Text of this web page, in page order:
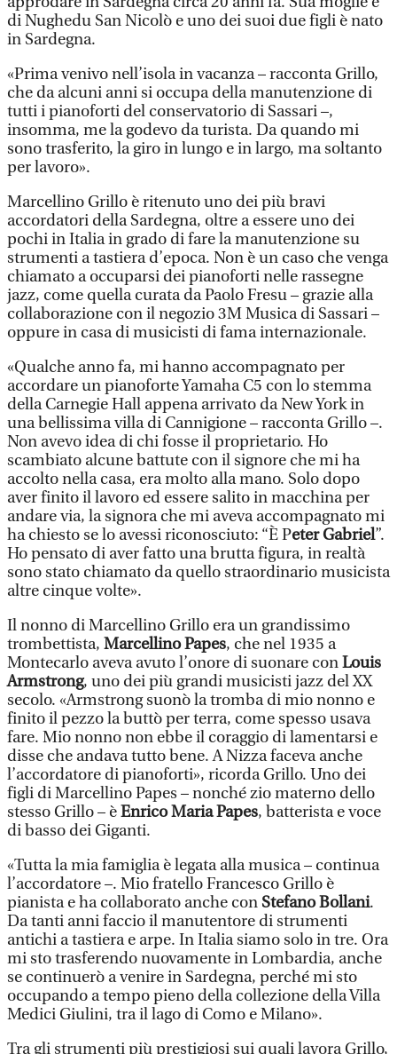
di Nughedu San Nicolò e uno dei suoi due figli è nato
in Sardegna.
«Prima venivo nell’isola in vacanza – racconta Grillo,
che da alcuni anni si occupa della manutenzione di
tutti i pianoforti del conservatorio di Sassari –,
insomma, me la godevo da turista. Da quando mi
sono trasferito, la giro in lungo e in largo, ma soltanto
per lavoro».
Marcellino Grillo è ritenuto uno dei più bravi
accordatori della Sardegna, oltre a essere uno dei
pochi in Italia in grado di fare la manutenzione su
strumenti a tastiera d’epoca. Non è un caso che venga
chiamato a occuparsi dei pianoforti nelle rassegne
jazz, come quella curata da Paolo Fresu – grazie alla
collaborazione con il negozio 3M Musica di Sassari –
oppure in casa di musicisti di fama internazionale.
«Qualche anno fa, mi hanno accompagnato per
accordare un pianoforte Yamaha C5 con lo stemma
della Carnegie Hall appena arrivato da New York in
una bellissima villa di Cannigione – racconta Grillo –.
Non avevo idea di chi fosse il proprietario. Ho
scambiato alcune battute con il signore che mi ha
accolto nella casa, era molto alla mano. Solo dopo
aver finito il lavoro ed essere salito in macchina per
andare via, la signora che mi aveva accompagnato mi
ha chiesto se lo avessi riconosciuto: “È Peter Gabriel”.
Ho pensato di aver fatto una brutta figura, in realtà
sono stato chiamato da quello straordinario musicista
altre cinque volte».
Il nonno di Marcellino Grillo era un grandissimo
trombettista, Marcellino Papes, che nel 1935 a
Montecarlo aveva avuto l’onore di suonare conLouis
Armstrong, uno dei più grandi musicisti jazz del XX
secolo. «Armstrong suonò la tromba di mio nonno e
finito il pezzo la buttò per terra, come spesso usava
fare. Mio nonno non ebbe il coraggio di lamentarsi e
disse che andava tutto bene. A Nizza faceva anche
l’accordatore di pianoforti», ricorda Grillo. Uno dei
figli di Marcellino Papes – nonché zio materno dello
stesso Grillo – èEnrico Maria Papes, batterista e voce
di basso dei Giganti.
«Tutta la mia famiglia è legata alla musica – continua
l’accordatore –. Mio fratello Francesco Grillo è
pianista e ha collaborato anche con Stefano Bollani.
Da tanti anni faccio il manutentore di strumenti
antichi a tastiera e arpe. In Italia siamo solo in tre. Ora
mi sto trasferendo nuovamente in Lombardia, anche
se continuerò a venire in Sardegna, perché mi sto
occupando a tempo pieno della collezione della Villa
Medici Giulini, tra il lago di Como e Milano».
Tra gli strumenti più prestigiosi sui quali lavora Grillo,